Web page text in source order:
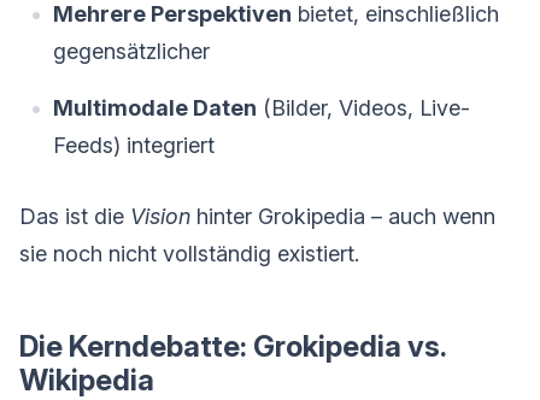
Mehrere Perspektiven bietet, einschließlich
gegensätzlicher
Multimodale Daten (Bilder, Videos, Live-
Feeds) integriert
Das ist die Vision hinter Grokipedia – auch wenn
sie noch nicht vollständig existiert.
Die Kerndebatte: Grokipedia vs.
Wikipedia